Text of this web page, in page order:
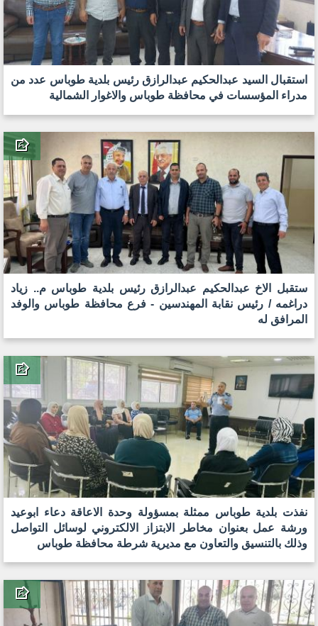
استقبال السيد عبدالحكيم عبدالرازق رئيس بلدية طوباس عدد من
مدراء المؤسسات في محافظة طوباس والاغوار الشمالية
ستقبل الاخ عبدالحكيم عبدالرازق رئيس بلدية طوباس م.. زياد
دراغمه / رئيس نقابة المهندسين - فرع محافظة طوباس والوفد
المرافق له
نفذت بلدية طوباس ممثلة بمسؤولة وحدة الاعاقة دعاء ابوعيد
ورشة عمل بعنوان مخاطر الابتزاز الالكتروني لوسائل التواصل
وذلك بالتنسيق والتعاون مع مديرية شرطة محافظة طوباس